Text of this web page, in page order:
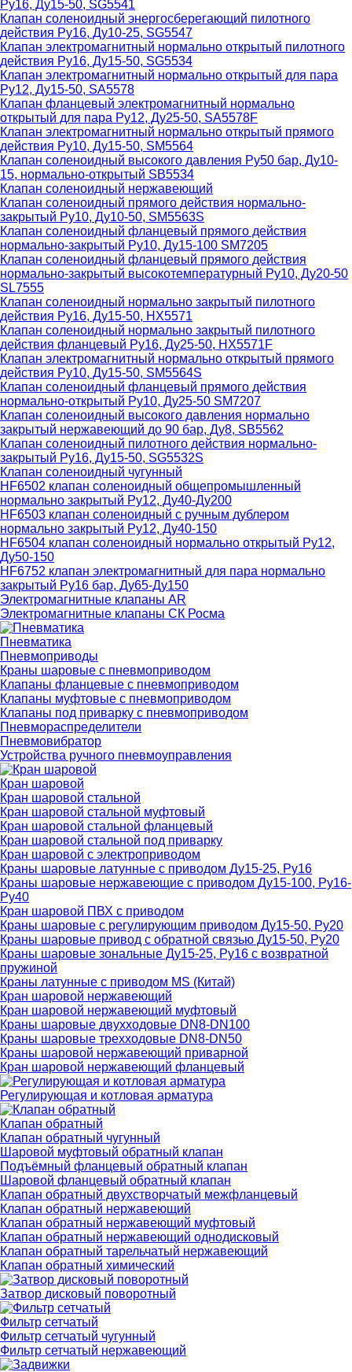
Ру16, Ду15-50, SG5541
Клапан соленоидный энергосберегающий пилотного
действия Ру16, Ду10-25, SG5547
Клапан электромагнитный нормально открытый пилотного
действия Ру16, Ду15-50, SG5534
Клапан электромагнитный нормально открытый для пара
Ру12, Ду15-50, SA5578
Клапан фланцевый электромагнитный нормально
открытый для пара Ру12, Ду25-50, SA5578F
Клапан электромагнитный нормально открытый прямого
действия Ру10, Ду15-50, SM5564
Клапан соленоидный высокого давления Ру50 бар, Ду10-
15, нормально-открытый SB5534
Клапан соленоидный нержавеющий
Клапан соленоидный прямого действия нормально-
закрытый Ру10, Ду10-50, SM5563S
Клапан соленоидный фланцевый прямого действия
нормально-закрытый Ру10, Ду15-100 SM7205
Клапан соленоидный фланцевый прямого действия
нормально-закрытый высокотемпературный Ру10, Ду20-50
SL7555
Клапан соленоидный нормально закрытый пилотного
действия Ру16, Ду15-50, HX5571
Клапан соленоидный нормально закрытый пилотного
действия фланцевый Ру16, Ду25-50, HX5571F
Клапан электромагнитный нормально открытый прямого
действия Ру10, Ду15-50, SM5564S
Клапан соленоидный фланцевый прямого действия
нормально-открытый Ру10, Ду25-50 SM7207
Клапан соленоидный высокого давления нормально
закрытый нержавеющий до 90 бар, Ду8, SB5562
Клапан соленоидный пилотного действия нормально-
закрытый Ру16, Ду15-50, SG5532S
Клапан соленоидный чугунный
HF6502 клапан соленоидный общепромышленный
нормально закрытый Ру12, Ду40-Ду200
HF6503 клапан соленоидный с ручным дублером
нормально закрытый Ру12, Ду40-150
HF6504 клапан соленоидный нормально открытый Ру12,
Ду50-150
HF6752 клапан электромагнитный для пара нормально
закрытый Ру16 бар, Ду65-Ду150
Электромагнитные клапаны AR
Электромагнитные клапаны СК Росма
Пневматика
Пневмоприводы
Краны шаровые с пневмоприводом
Клапаны фланцевые с пневмоприводом
Клапаны муфтовые с пневмоприводом
Клапаны под приварку с пневмоприводом
Пневмораспределители
Пневмовибратор
Устройства ручного пневмоуправления
Кран шаровой
Кран шаровой стальной
Кран шаровой стальной муфтовый
Кран шаровой стальной фланцевый
Кран шаровой стальной под приварку
Кран шаровой с электроприводом
Краны шаровые латунные с приводом Ду15-25, Ру16
Краны шаровые нержавеющие с приводом Ду15-100, Ру16-
Ру40
Кран шаровой ПВХ с приводом
Краны шаровые с регулирующим приводом Ду15-50, Ру20
Краны шаровые привод с обратной связью Ду15-50, Ру20
Краны шаровые зональные Ду15-25, Ру16 с возвратной
пружиной
Краны латунные с приводом MS (Китай)
Кран шаровой нержавеющий
Кран шаровой нержавеющий муфтовый
Краны шаровые двухходовые DN8-DN100
Краны шаровые трехходовые DN8-DN50
Краны шаровой нержавеющий приварной
Кран шаровой нержавеющий фланцевый
Регулирующая и котловая арматура
Клапан обратный
Клапан обратный чугунный
Шаровой муфтовый обратный клапан
Подъёмный фланцевый обратный клапан
Шаровой фланцевый обратный клапан
Клапан обратный двухстворчатый межфланцевый
Клапан обратный нержавеющий
Клапан обратный нержавеющий муфтовый
Клапан обратный нержавеющий однодисковый
Клапан обратный тарельчатый нержавеющий
Клапан обратный химический
Затвор дисковый поворотный
Фильтр сетчатый
Фильтр сетчатый чугунный
Фильтр сетчатый нержавеющий